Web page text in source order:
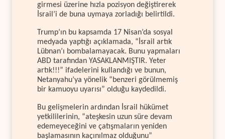
girmesi üzerine hızla pozisyon değiştirerek
İsrail’i de buna uymaya zorladığı belirtildi.
Trump’ın bu kapsamda 17 Nisan’da sosyal
medyada yaptığı açıklamada, “İsrail artık
Lübnan’ı bombalamayacak. Bunu yapmaları
ABD tarafından YASAKLANMIŞTIR. Yeter
artık!!!” ifadelerini kullandığı ve bunun,
Netanyahu’ya yönelik “benzeri görülmemiş
bir kamuoyu uyarısı” olduğu kaydedildi.
Bu gelişmelerin ardından İsrail hükümet
yetkililerinin, “ateşkesin uzun süre devam
edemeyeceğini ve çatışmaların yeniden
başlamasının kaçınılmaz olduğunu”